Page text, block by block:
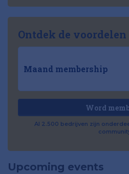
Ontdek de
Maand membership
Word
Al 2.500 bedrijven zijn
Upcoming events